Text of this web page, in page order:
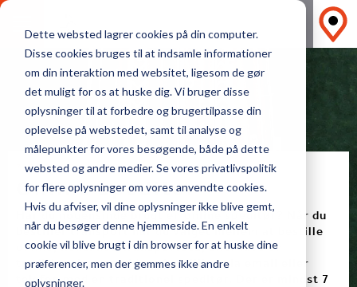
Dette websted lagrer cookies på din computer.
Disse cookies bruges til at indsamle informationer
om din interaktion med websitet, ligesom de gør
det muligt for os at huske dig. Vi bruger disse
oplysninger til at forbedre og brugertilpasse din
oplevelse på webstedet, samt til analyse og
målepunkter for vores besøgende, både på dette
websted og andre medier. Se vores privatlivspolitik
for flere oplysninger om vores anvendte cookies.
Hvis du afviser, vil dine oplysninger ikke blive gemt,
når du besøger denne hjemmeside. En enkelt
cookie vil blive brugt i din browser for at huske dine
præferencer, men der gemmes ikke andre
oplysninger.
7 GRUNDE TIL DU KØBER ONLINE
Online speditør
Har du nogensinde brugt en online speditør? Når du
bestiller transport har du valget mellem at bestille
online, f.eks. hos Transporteca, eller lave en
traditionel gammeldags bestilling via email eller
telefon med en traditionel speditør. Der er mindst 7